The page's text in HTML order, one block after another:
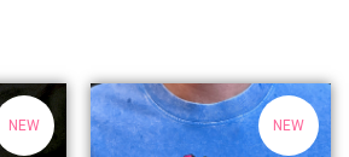
NEW NEW